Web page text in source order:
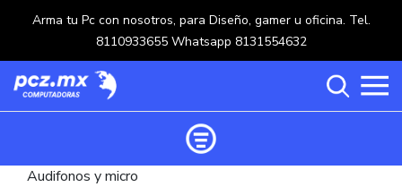
Arma tu Pc con nosotros, para Diseño, gamer u oficina. Tel.
8110933655 Whatsapp 8131554632
Ordenar productos
Audifonos y micro